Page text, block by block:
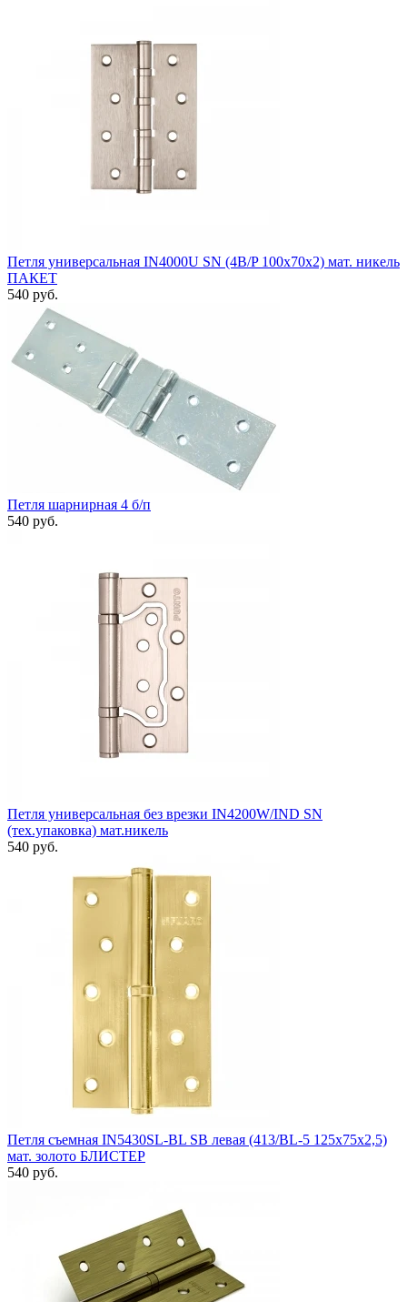
Петля универсальная IN4000U SN (4B/P 100x70x2) мат. никель
ПАКЕТ
540 руб.
Петля шарнирная 4 б/п
540 руб.
Петля универсальная без врезки IN4200W/IND SN
(тех.упаковка) мат.никель
540 руб.
Петля съемная IN5430SL-BL SB левая (413/BL-5 125x75x2,5)
мат. золото БЛИСТЕР
540 руб.